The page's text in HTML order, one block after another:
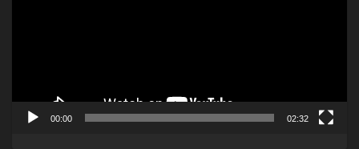
00:00 02:32